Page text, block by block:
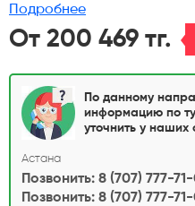
Подробнее
От 200 469 тг.
По данному
информацию по
уточнить у наших
Астана
Позвонить: 8 (707) 777-
Позвонить: 8 (707) 777-